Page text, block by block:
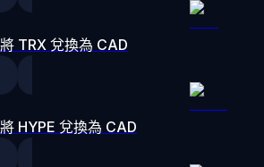
將 TRX 兌換為 CAD
將 HYPE 兌換為 CAD